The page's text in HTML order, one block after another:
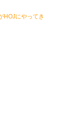
HOJにやってき